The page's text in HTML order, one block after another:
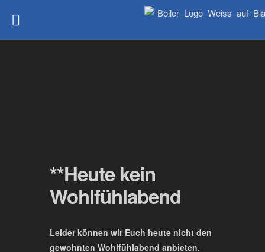
**Heute kein
Wohlfühlabend
Leider können wir Euch heute nicht den
gewohnten Wohlfühlabend anbieten.